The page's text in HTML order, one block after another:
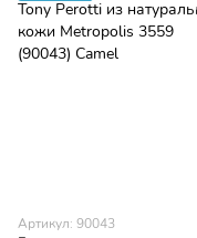
Артикул: 90043